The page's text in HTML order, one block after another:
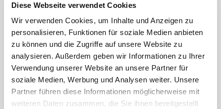
Diese Webseite verwendet Cookies
Wir verwenden Cookies, um Inhalte und Anzeigen zu
personalisieren, Funktionen für soziale Medien anbieten
zu können und die Zugriffe auf unsere Website zu
analysieren. Außerdem geben wir Informationen zu Ihrer
Verwendung unserer Website an unsere Partner für
soziale Medien, Werbung und Analysen weiter. Unsere
Partner führen diese Informationen möglicherweise mit
weiteren Daten zusammen, die Sie ihnen bereitgestellt
Bei prä- oder perimenopausalen Frauen sollte
die endokrine Therapie mit einem LHRH-
Agonisten kombiniert werden.
(Stand: Dezember 2018)
Stellungnahmen der AkdÄ
Nutzenbewertungs-
Anwendungsgebiet